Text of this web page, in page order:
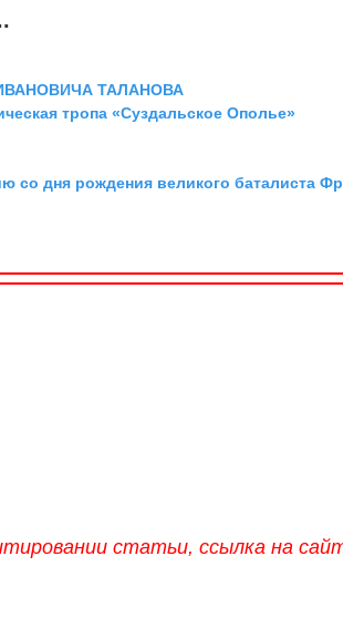
ТАЛАНОВА
тропа «Суздальское Ополье»
со дня рождения великого баталиста
статьи, ссылка на